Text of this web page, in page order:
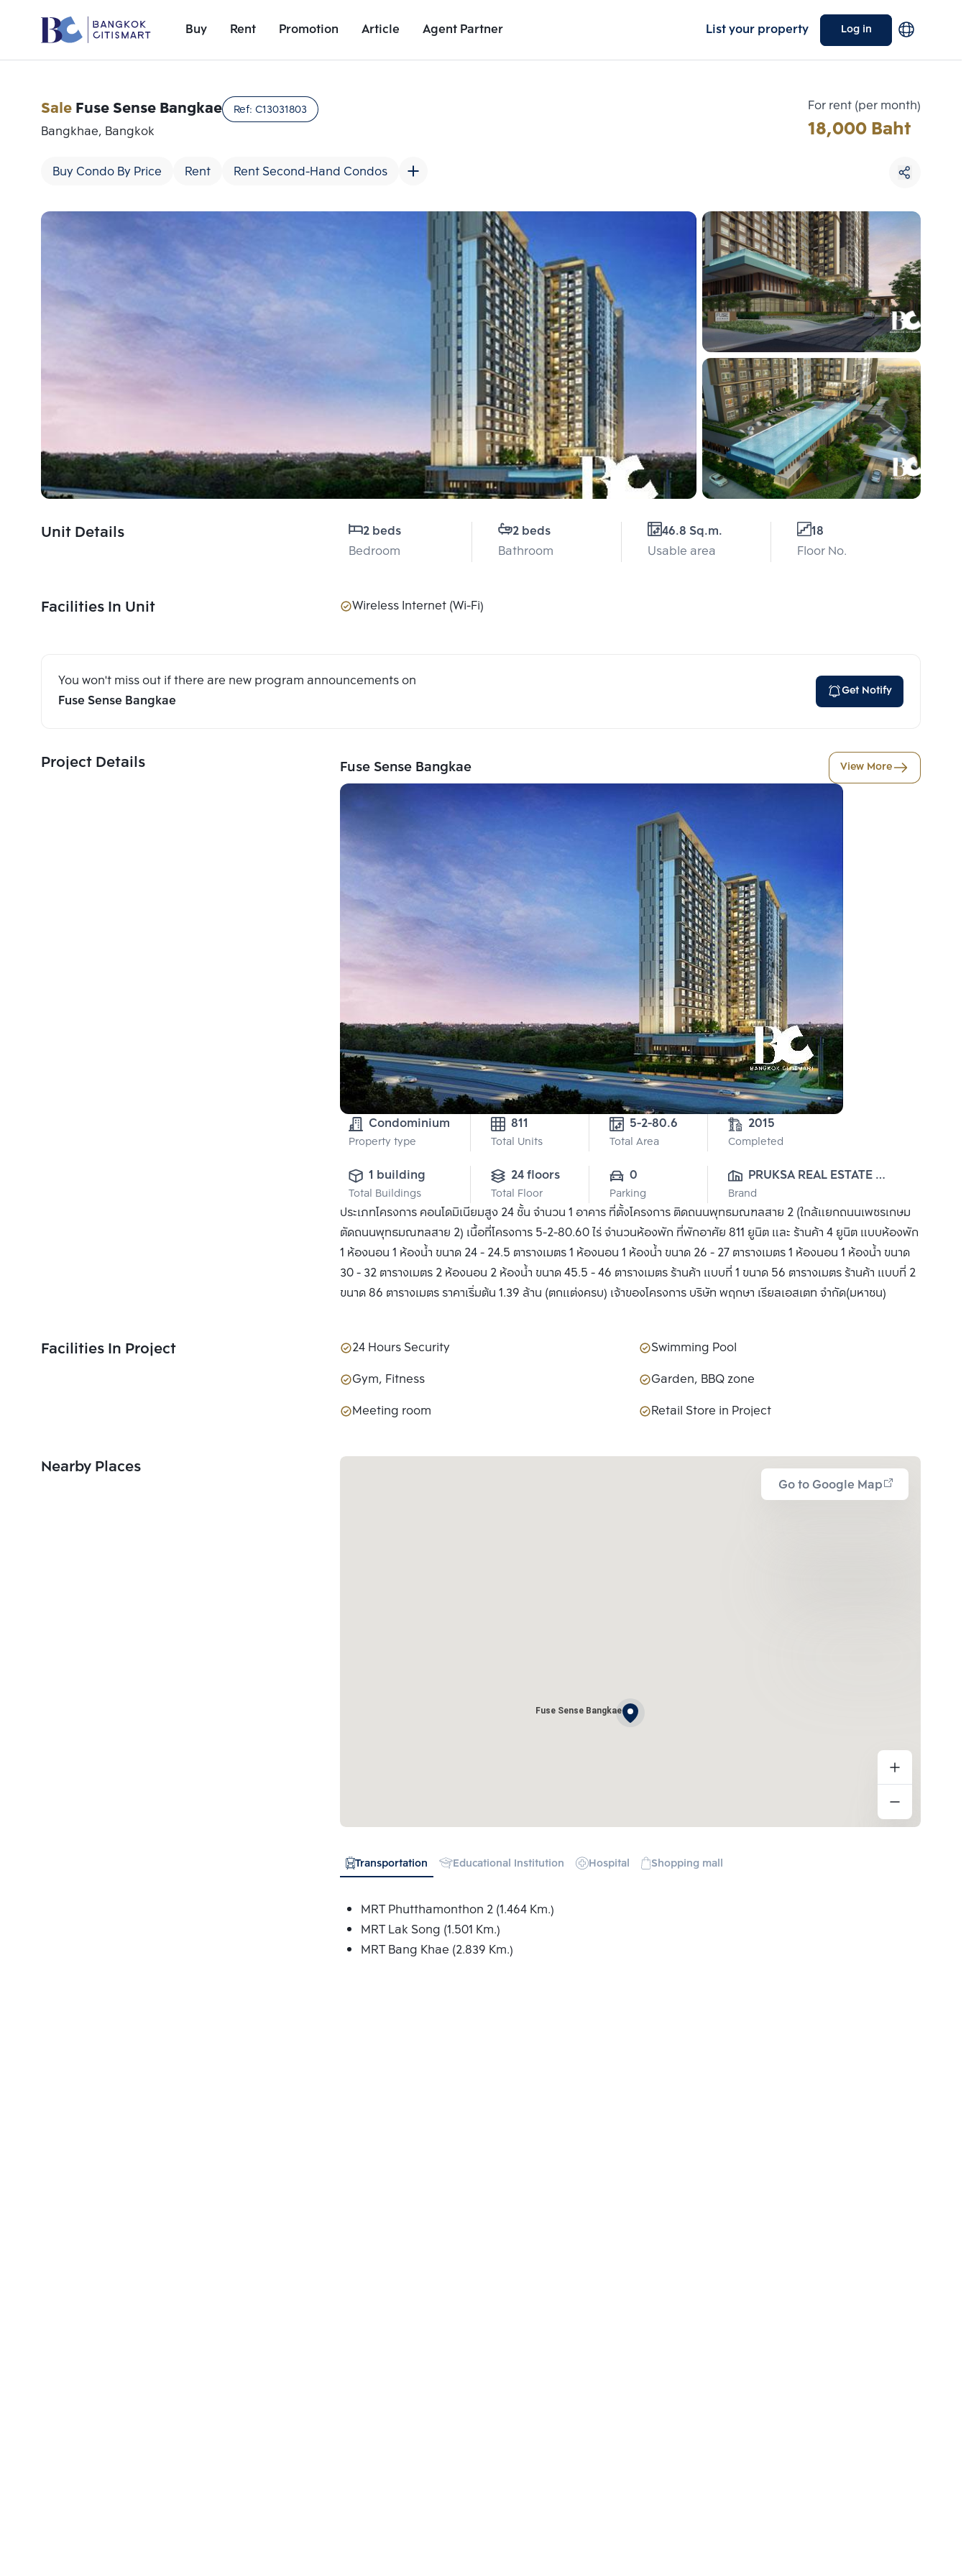
Buy Rent Promotion Article Agent Partner List your property Log in
Unit Details
SaleFuse Sense Bangkae Ref: C13031803
Bangkhae, Bangkok
Buy Condo By Price Rent Rent Second-Hand Condos
For rent (per month)
18,000 Baht
Unit Details
2 beds
Bedroom
2 beds
Bathroom
46.8 Sq.m.
Usable area
18
Floor No.
Facilities In Unit Wireless Internet (Wi-Fi)
You won't miss out if there are new program announcements on
Fuse Sense Bangkae
Get Notify
Project Details Fuse Sense Bangkae View More
Condominium
Property type
811
Total Units
5-2-80.6
Total Area
2015
Completed
1 building
Total Buildings
24 floors
Total Floor
0
Parking
PRUKSA REAL ESTATE
PUBLIC CO.,LTD
Brand
ประเภทโครงการ คอนโดมิเนียมสูง 24 ชั้น จำนวน 1 อาคาร ที่ตั้งโครงการ ติดถนนพุทธมณฑลสาย 2 (ใกล้แยกถนนเพชรเกษม
ตัดถนนพุทธมณฑลสาย 2) เนื้อที่โครงการ 5-2-80.60 ไร่ จำนวนห้องพัก ที่พักอาศัย 811 ยูนิต และ ร้านค้า 4 ยูนิต แบบห้องพัก
1 ห้องนอน 1 ห้องน้ำ ขนาด 24 - 24.5 ตารางเมตร 1 ห้องนอน 1 ห้องน้ำ ขนาด 26 - 27 ตารางเมตร 1 ห้องนอน 1 ห้องน้ำ ขนาด
30 - 32 ตารางเมตร 2 ห้องนอน 2 ห้องน้ำ ขนาด 45.5 - 46 ตารางเมตร ร้านค้า แบบที่ 1 ขนาด 56 ตารางเมตร ร้านค้า แบบที่ 2
ขนาด 86 ตารางเมตร ราคาเริ่มต้น 1.39 ล้าน (ตกแต่งครบ) เจ้าของโครงการ บริษัท พฤกษา เรียลเอสเตท จำกัด(มหาชน)
Facilities In Project 24 Hours Security
Swimming Pool
Gym, Fitness
Garden, BBQ zone
Meeting room
Retail Store in Project
Nearby Places
Go to Google Map
Fuse Sense Bangkae
Transportation Educational Institution Hospital Shopping mall
MRT Phutthamonthon 2 (1.464 Km.)
MRT Lak Song (1.501 Km.)
MRT Bang Khae (2.839 Km.)
Add comparative units
Add comparative units
Choose comparative unit
Maximum 3 units
Compare
Clear all